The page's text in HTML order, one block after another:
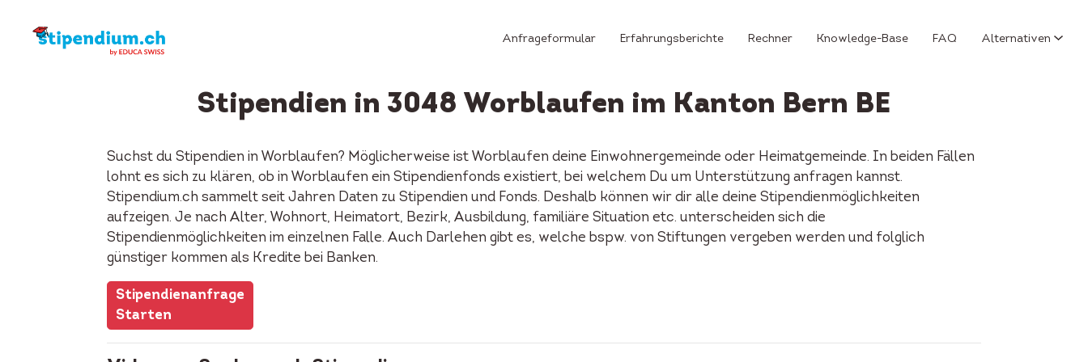
Anfrageformular Erfahrungsberichte Rechner Knowledge-Base FAQ Alternativen
Stipendien in 3048 Worblaufen im Kanton Bern BE
Suchst du Stipendien in Worblaufen? Möglicherweise ist Worblaufen deine Einwohnergemeinde oder Heimatgemeinde. In beiden Fällen
lohnt es sich zu klären, ob in Worblaufen ein Stipendienfonds existiert, bei welchem Du um Unterstützung anfragen kannst.
Stipendium.ch sammelt seit Jahren Daten zu Stipendien und Fonds. Deshalb können wir dir alle deine Stipendienmöglichkeiten
aufzeigen. Je nach Alter, Wohnort, Heimatort, Bezirk, Ausbildung, familiäre Situation etc. unterscheiden sich die
Stipendienmöglichkeiten im einzelnen Falle. Auch Darlehen gibt es, welche bspw. von Stiftungen vergeben werden und folglich
günstiger kommen als Kredite bei Banken.
Stipendienanfrage
Starten